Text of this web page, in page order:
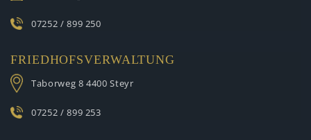
07252 / 899 250
FRIEDHOFSVERWALTUNG
Taborweg 8 4400 Steyr
07252 / 899 253